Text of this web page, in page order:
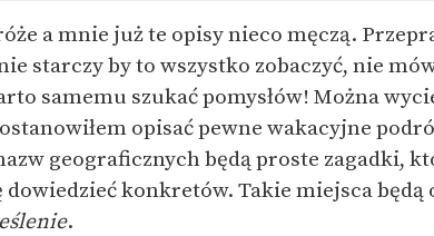
a mnie już te opisy nieco męczą.
starczy by to wszystko zobaczyć, nie
samemu szukać pomysłów! Można
opisać pewne wakacyjne
geograficznych będą proste zagadki,
dowiedzieć konkretów. Takie miejsca będą
.